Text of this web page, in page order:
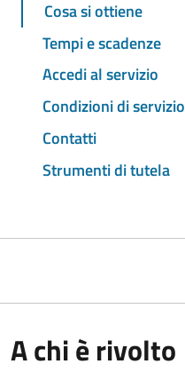
Cosa si ottiene
Tempi e scadenze
Accedi al servizio
Condizioni di servizio
Contatti
Strumenti di tutela
A chi è rivolto